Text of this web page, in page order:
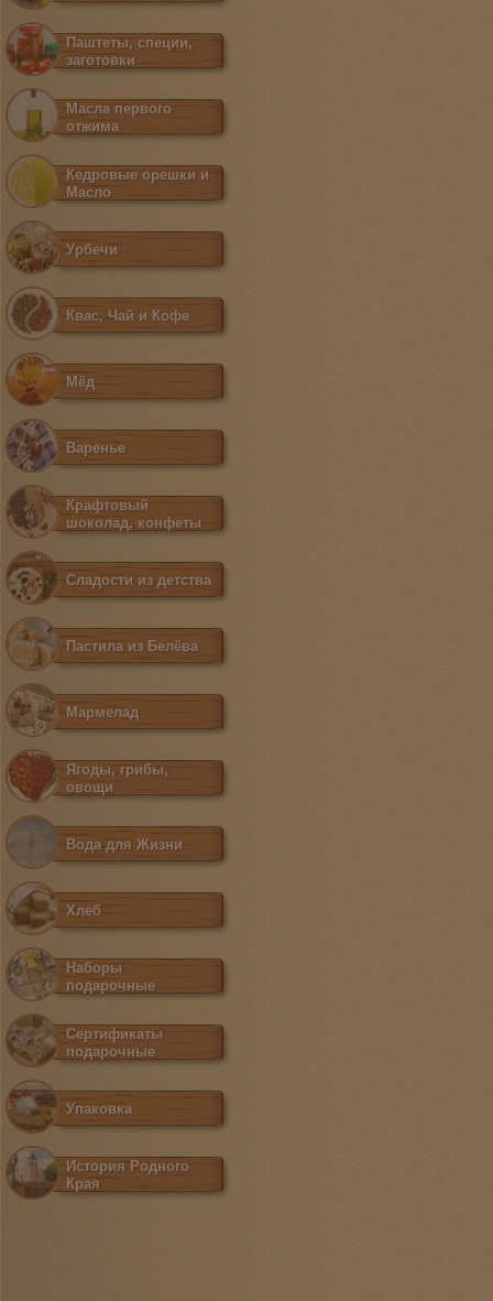
Паштеты, специи,
заготовки
Масла первого
отжима
Кедровые орешки и
Масло
Урбечи
Квас, Чай и Кофе
Мёд
Варенье
Крафтовый
шоколад, конфеты
Сладости из детства
Пастила из Белёва
Мармелад
Ягоды, грибы,
овощи
Вода для Жизни
Хлеб
Наборы
подарочные
Сертификаты
подарочные
Упаковка
История Родного
Края